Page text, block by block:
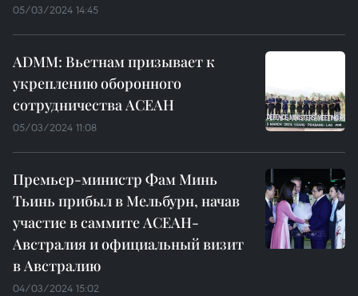
05/03/2024 14:45
ADMM: Вьетнам призывает к
укреплению оборонного
сотрудничества АСЕАН
05/03/2024 11:08
Премьер-министр Фам Минь
Тьинь прибыл в Мельбурн, начав
участие в саммите АСЕАН-
Австралия и официальный визит
в Австралию
04/03/2024 15:02